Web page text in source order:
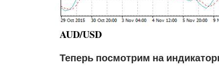
AUD/USD
Теперь посмотрим на